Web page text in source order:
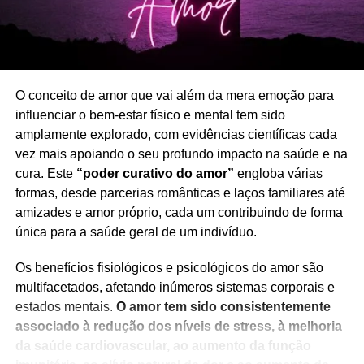
Elevador, Locomotiva, Águia
Cachorrinho, Ervilha, Papoila
Porque é que ficamos
O conceito de amor que vai além da mera emoção para
influenciar o bem-estar físico e mental tem sido
amplamente explorado, com evidências científicas cada
vez mais apoiando o seu profundo impacto na saúde e na
cura. Este “poder curativo do amor” engloba várias
formas, desde parcerias românticas e laços familiares até
amizades e amor próprio, cada um contribuindo de forma
única para a saúde geral de um indivíduo.
Os benefícios fisiológicos e psicológicos do amor são
multifacetados, afetando inúmeros sistemas corporais e
estados mentais. O amor tem sido consistentemente
associado à redução dos níveis de stress, à melhoria
da saúde cardiovascular, ao aumento da função